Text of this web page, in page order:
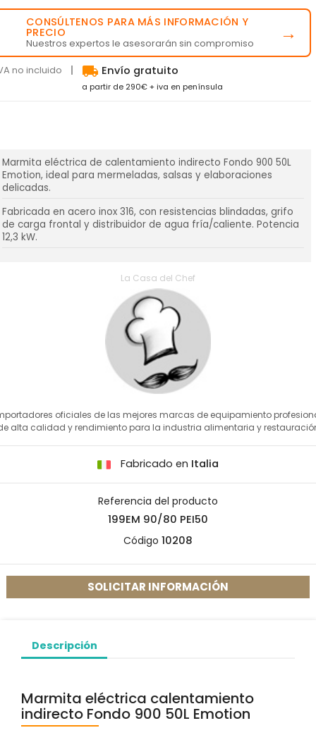
CONSÚLTENOS PARA MÁS INFORMACIÓN Y
PRECIO
Nuestros expertos le asesorarán sin compromiso →
no incluido local_shipping Envío gratuito
a partir de 290€ + iva en península
Marmita eléctrica de calentamiento indirecto Fondo 900 50L
Emotion, ideal para mermeladas, salsas y elaboraciones
delicadas.
Fabricada en acero inox 316, con resistencias blindadas, grifo
de carga frontal y distribuidor de agua fría/caliente. Potencia
12,3 kW.
La Casa del Chef
oficiales de las mejores marcas de equipamiento
alta calidad y rendimiento para la industria alimentaria y
Fabricado en Italia
Referencia del producto
199EM 90/80 PEI50
Código 10208
SOLICITAR INFORMACIÓN
Descripción
Marmita eléctrica calentamiento
indirecto Fondo 900 50L Emotion